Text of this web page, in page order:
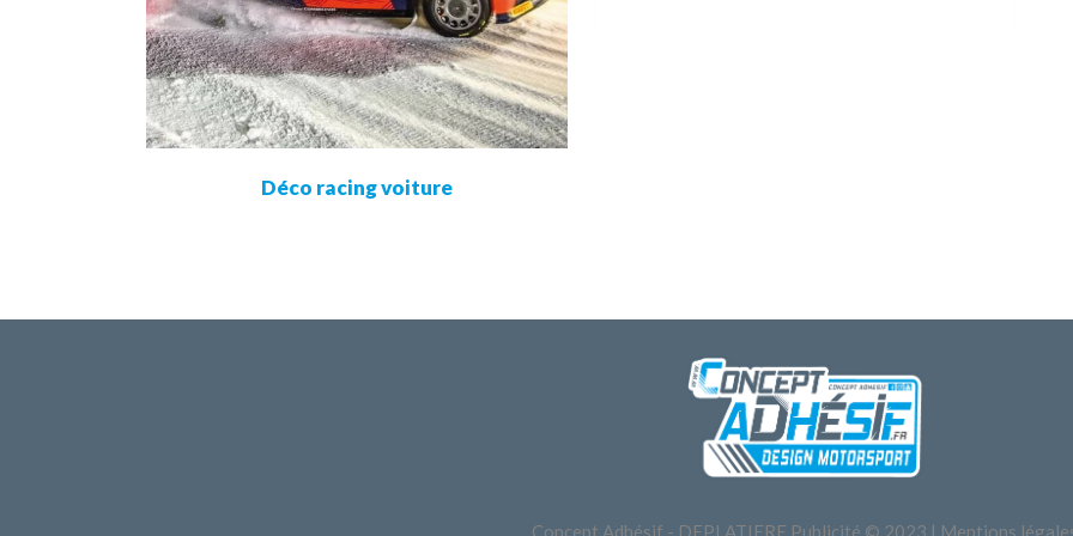
Déco racing voiture
Concept Adhésif - DEPLATIERE Publicité © 2023 | Mentions